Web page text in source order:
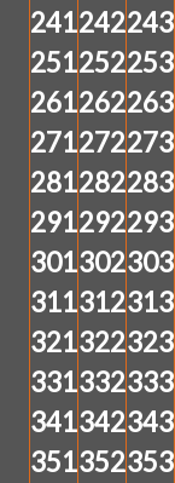
241242243
251252253
261262263
271272273
281282283
291292293
301302303
311312313
321322323
331332333
341342343
351352353